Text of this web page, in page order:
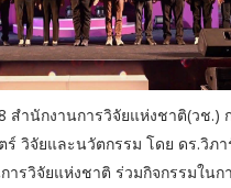
สำนักงานการวิจัยแห่งชาติ(วช.)
วิจัยและนวัตกรรม โดย ดร.วิภ
ารวิจัยแห่งชาติ ร่วมกิจกรรมในก